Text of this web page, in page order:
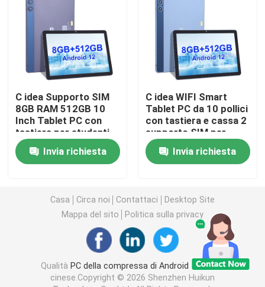
PC della compressa di Android
Smart Tablet PC
Tablet touch screen
Compressa Kidspad
Tablet didattico per studenti
PC tablet da 7 pollici
PC tablet da 8 pollici
C idea Supporto SIM
8GB RAM 512GB 10
Inch Tablet PC con
tastiera per studenti
CM8500
Invia richiesta
C idea WIFI Smart
Tablet PC da 10 pollici
con tastiera e cassa 2
supporto SIM per
studente CM8500
Invia richiesta
Casa Circa noi Contattaci
Desktop Site
Mappa del sito
Politica sulla privacy
Qualità PC della compressa di Android
Fabbrica
cinese.Copyright © 2026 Shenzhen Huikun